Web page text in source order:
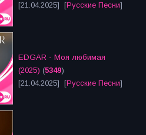
[21.04.2025] [Русские Песни]
EDGAR - Моя любимая
(2025) (5349)
[21.04.2025] [Русские Песни]